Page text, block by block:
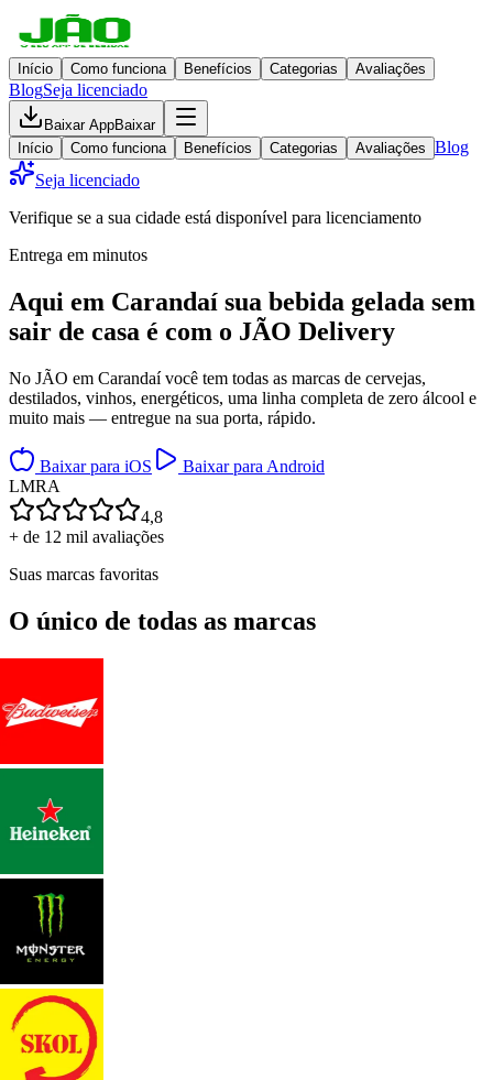
Início Como funciona Benefícios Categorias Avaliações
BlogSeja licenciado
Baixar AppBaixar
Início
Como funciona Benefícios Categorias Avaliações Blog
Seja licenciado
Verifique se a sua cidade está disponível para licenciamento
Entrega em minutos
Aqui em Carandaí sua bebida gelada sem
sair de casa é com o JÃO Delivery
No JÃO em Carandaí você tem todas as marcas de cervejas,
destilados, vinhos, energéticos, uma linha completa de zero álcool e
muito mais — entregue na sua porta, rápido.
Baixar para iOS
Baixar para Android
LMRA
4,8
+ de 12 mil avaliações
Suas marcas favoritas
O único de todas as marcas